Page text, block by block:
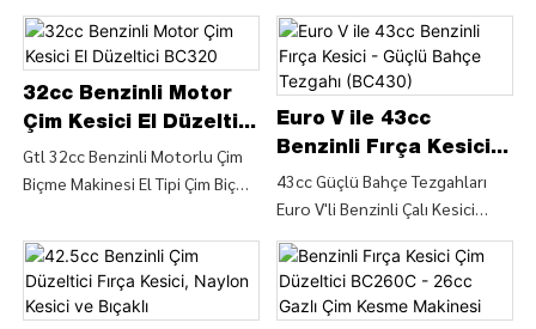
(WP30X), 4 Zamanlı 6.5HP Gazlı
Tarımsal 3 inç Benzinli Su
Pompası (WP30X)'den Elektrikli
Aletler Bahçe Aletleri ile ilgili
Ayrıntıları ve Fiyatı Bulun - CHINA
GTL TOOLS LIMITED
Pompası (WP430A), 42.7cc
25/35mm Tarım Ekipmanları
Sulama Benzinli Su Pompası
(WP430A)'dan Su Pompası Su
Makinesi Hakkında Ayrıntıları ve
Fiyatı Bulun - CHINA GTL TOOLS
LIMITED
32cc Benzinli Motor
Çim Kesici El Düzeltici
BC320
Gtl 32cc Benzinli Motorlu Çim
Biçme Makinesi El Tipi Çim Biçme
(BC320), Fırça Kesici Çim Biçme
Makinesi ile ilgili Ayrıntıları ve
Fiyatını Gtl 32cc Benzinli
Motorlu Çim Biçme Makinesi El
Euro V ile 43cc
Benzinli Fırça Kesici -
Güçlü Bahçe Tezgahı
(BC430)
43cc Güçlü Bahçe Tezgahları
Euro V'li Benzinli Çalı Kesici
Düzeltici Çalı Kesici Makinesi ile
İlgili Ayrıntıları ve Fiyatını Bulun
Güçlü Bahçe Tezgahları Euro V'li